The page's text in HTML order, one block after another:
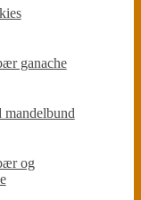
ganache
mandelbund
og